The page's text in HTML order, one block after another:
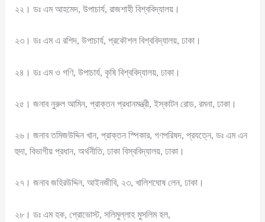
২২। ডঃ এম আহমেদ, উপাচার্য, রাজশাহী বিশ্ববিদ্যালয়।
২৩। ডঃ এম এ রশিদ, উপাচার্য, প্রকৌশল বিশ্ববিদ্যালয়, ঢাকা।
২৪। ডঃ এম ও গণি, উপাচার্য, কৃষি বিশ্ববিদ্যালয়, ঢাকা।
২৫। জনাব নুরুল আমিন, প্রাক্তন প্রধানমন্ত্রী, ইস্কাটন রোড, রমনা, ঢাকা।
২৬। জনাব তমিজউদ্দিন খান, প্রাক্তন স্পিকার, গণপরিষদ, প্রযত্নে, ডঃ এম এন
হুদা, বিভাগীয় প্রধান, অর্থনীতি, ঢাকা বিস্ববিদ্যালয়, ঢাকা।
২৭। জনাব জহিরউদ্দিন, আইনজীবি, ২৩, খালিশঘোষ লেন, ঢাকা।
২৮। ডঃ এম হক, প্রোভোস্ট, সলিমুল্লাহ মুসলিম হল,